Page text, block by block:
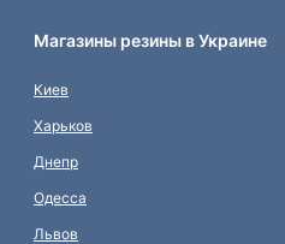
Магазины резины в Украине
Киев
Харьков
Днепр
Одесса
Львов